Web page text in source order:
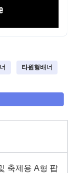
타원형배너
축제용 A형 팝